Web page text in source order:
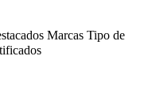
Marcas Tipo de